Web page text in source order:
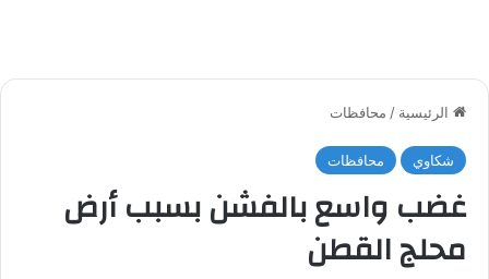
الرئيسية / محافظات
شكاوي محافظات
غضب واسع بالفشن بسبب أرض
محلج القطن